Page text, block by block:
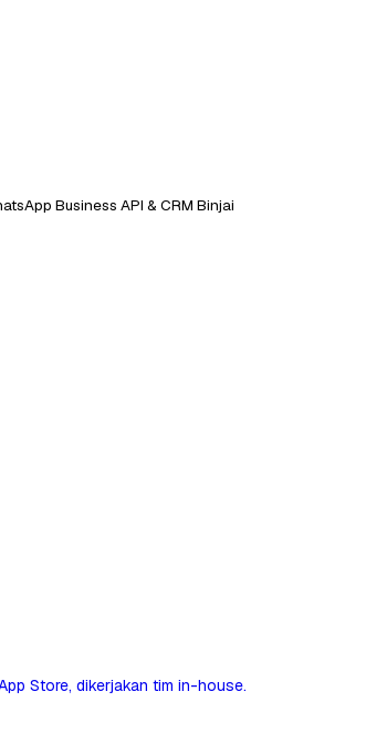
Business API & CRM Binjai
Store, dikerjakan tim in-house.